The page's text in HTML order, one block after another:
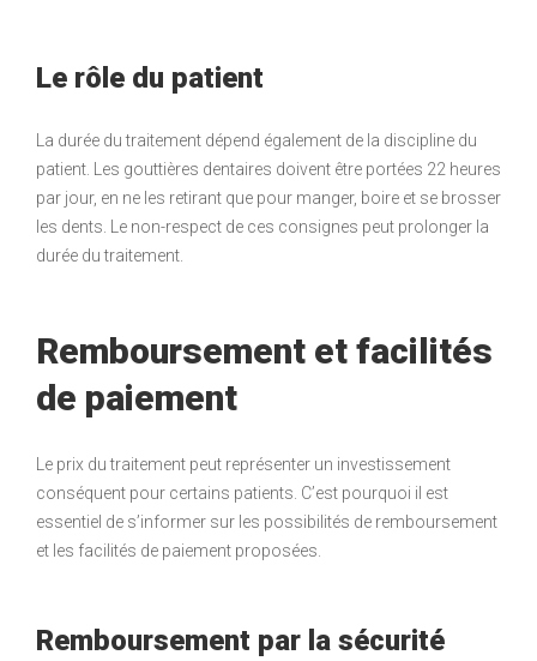
Le rôle du patient
La durée du traitement dépend également de la discipline du
patient. Les gouttières dentaires doivent être portées 22 heures
par jour, en ne les retirant que pour manger, boire et se brosser
les dents. Le non-respect de ces consignes peut prolonger la
durée du traitement.
Remboursement et facilités
de paiement
Le prix du traitement peut représenter un investissement
conséquent pour certains patients. C’est pourquoi il est
essentiel de s’informer sur les possibilités de remboursement
et les facilités de paiement proposées.
Remboursement par la sécurité